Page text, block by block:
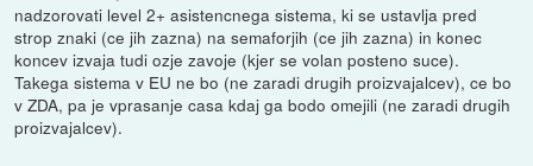
nadzorovati level 2+ asistencnega sistema, ki se ustavlja pred
strop znaki (ce jih zazna) na semaforjih (ce jih zazna) in konec
koncev izvaja tudi ozje zavoje (kjer se volan posteno suce).
Takega sistema v EU ne bo (ne zaradi drugih proizvajalcev), ce bo
v ZDA, pa je vprasanje casa kdaj ga bodo omejili (ne zaradi drugih
proizvajalcev).